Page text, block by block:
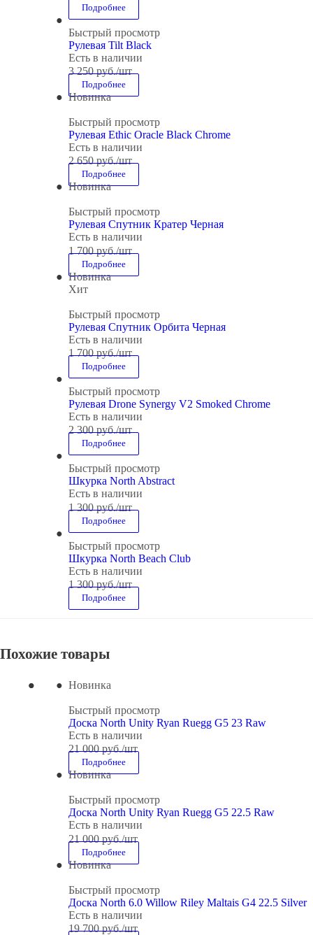
Подробнее
Быстрый просмотр
Рулевая Tilt Black
Есть в наличии
3 250руб./шт
Подробнее
Новинка
Быстрый просмотр
Рулевая Ethic Oracle Black Chrome
Есть в наличии
2 650руб./шт
Подробнее
Новинка
Быстрый просмотр
Рулевая Спутник Кратер Черная
Есть в наличии
1 700руб./шт
Подробнее
Новинка
Хит
Быстрый просмотр
Рулевая Спутник Орбита Черная
Есть в наличии
1 700руб./шт
Подробнее
Быстрый просмотр
Рулевая Drone Synergy V2 Smoked Chrome
Есть в наличии
2 300руб./шт
Подробнее
Быстрый просмотр
Шкурка North Abstract
Есть в наличии
1 300руб./шт
Подробнее
Быстрый просмотр
Шкурка North Beach Club
Есть в наличии
1 300руб./шт
Подробнее
Похожие товары
Новинка
Быстрый просмотр
Доска North Unity Ryan Ruegg G5 23 Raw
Есть в наличии
21 000руб./шт
Подробнее
Новинка
Быстрый просмотр
Доска North Unity Ryan Ruegg G5 22.5 Raw
Есть в наличии
21 000руб./шт
Подробнее
Новинка
Быстрый просмотр
Доска North 6.0 Willow Riley Maltais G4 22.5 Silver
Есть в наличии
19 700руб./шт